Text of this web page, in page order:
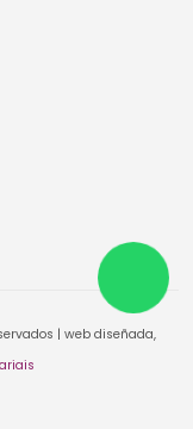
| web diseñada,